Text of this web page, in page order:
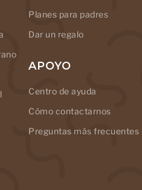
Planes para padres
Dar un regalo
APOYO
Centro de ayuda
Cómo contactarnos
Preguntas más frecuentes